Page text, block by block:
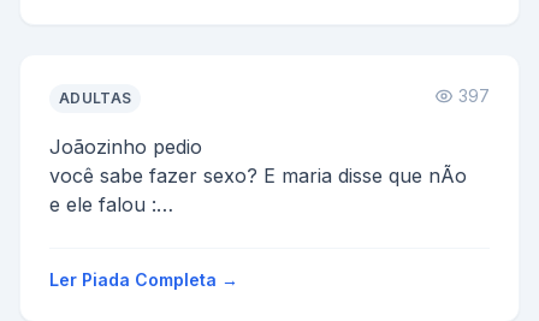
ADULTAS 397
Joãozinho pedio
você sabe fazer sexo? E maria disse que nÃo
e ele falou :
e maria perguntou, e agora oque e...
Ler Piada Completa →